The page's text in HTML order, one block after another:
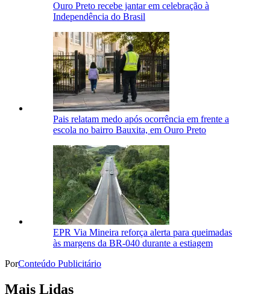
Ouro Preto recebe jantar em celebração à
Independência do Brasil
Pais relatam medo após ocorrência em frente a
escola no bairro Bauxita, em Ouro Preto
EPR Via Mineira reforça alerta para queimadas
às margens da BR-040 durante a estiagem
PorConteúdo Publicitário
Mais Lidas